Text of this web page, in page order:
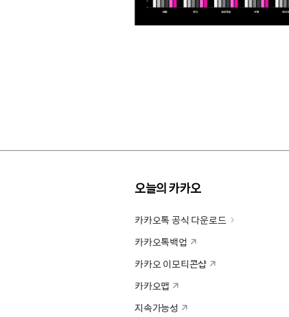
오늘의 카카오
카카오톡 공식 다운로드
카카오톡백업
카카오 이모티콘샵
카카오맵
지속가능성